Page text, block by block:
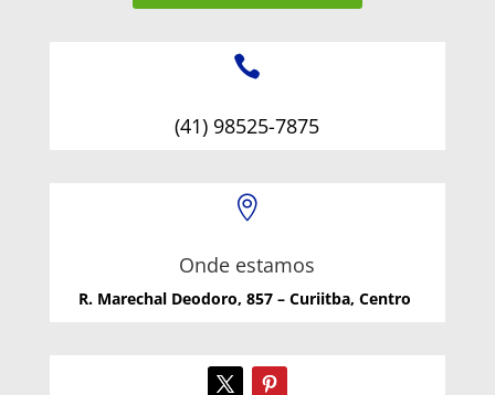

(41) 98525-7875

Onde estamos
R. Marechal Deodoro, 857 – Curiitba, Centro